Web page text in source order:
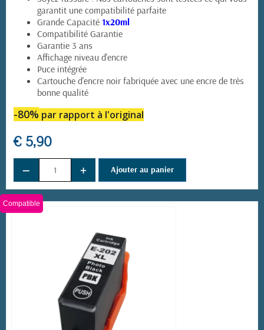
garantit une compatibilité parfaite
Grande Capacité 1x20ml
Compatibilité Garantie
Garantie 3 ans
Affichage niveau d'encre
Puce intégrée
Cartouche d'encre noir fabriquée avec une encre de très
bonne qualité
-80% par rapport à l'original
€ 5,90
− + Ajouter au panier
Compatible